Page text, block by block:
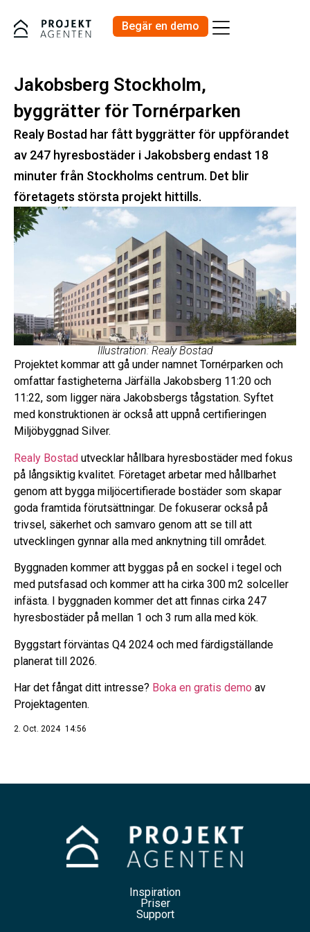
Begär en demo
Jakobsberg Stockholm,
byggrätter för Tornérparken
Realy Bostad har fått byggrätter för uppförandet
av 247 hyresbostäder i Jakobsberg endast 18
minuter från Stockholms centrum. Det blir
företagets största projekt hittills.
Illustration: Realy Bostad
Projektet kommar att gå under namnet Tornérparken och
omfattar fastigheterna Järfälla Jakobsberg 11:20 och
11:22, som ligger nära Jakobsbergs tågstation. Syftet
med konstruktionen är också att uppnå certifieringen
Miljöbyggnad Silver.
Realy Bostad utvecklar hållbara hyresbostäder med fokus
på långsiktig kvalitet. Företaget arbetar med hållbarhet
genom att bygga miljöcertifierade bostäder som skapar
goda framtida förutsättningar. De fokuserar också på
trivsel, säkerhet och samvaro genom att se till att
utvecklingen gynnar alla med anknytning till området.
Byggnaden kommer att byggas på en sockel i tegel och
med putsfasad och kommer att ha cirka 300 m2 solceller
infästa. I byggnaden kommer det att finnas cirka 247
hyresbostäder på mellan 1 och 3 rum alla med kök.
Byggstart förväntas Q4 2024 och med färdigställande
planerat till 2026.
Har det fångat ditt intresse? Boka en gratis demo av
Projektagenten.
2. Oct. 2024 14:56
Inspiration
Priser
Support